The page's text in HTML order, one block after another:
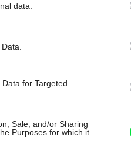
data.
for Targeted
Sale, and/or Sharing
Purposes for which it
musia